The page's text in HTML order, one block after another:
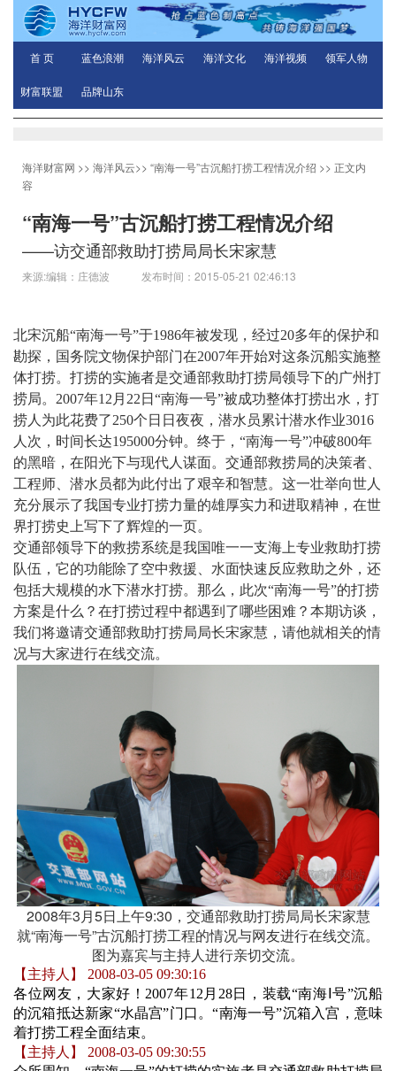
首 页 蓝色浪潮 海洋风云 海洋文化 海洋视频 领军人物
财富联盟 品牌山东
海洋财富网 >> 海洋风云>> “南海一号”古沉船打捞工程情况介绍 >> 正文内
容
“南海一号”古沉船打捞工程情况介绍
——访交通部救助打捞局局长宋家慧
来源:编辑：庄德波 发布时间：2015-05-21 02:46:13
北宋沉船“南海一号”于1986年被发现，经过20多年的保护和
勘探，国务院文物保护部门在2007年开始对这条沉船实施整
体打捞。打捞的实施者是交通部救助打捞局领导下的广州打
捞局。2007年12月22日“南海一号”被成功整体打捞出水，打
捞人为此花费了250个日日夜夜，潜水员累计潜水作业3016
人次，时间长达195000分钟。终于，“南海一号”冲破800年
的黑暗，在阳光下与现代人谋面。交通部救捞局的决策者、
工程师、潜水员都为此付出了艰辛和智慧。这一壮举向世人
充分展示了我国专业打捞力量的雄厚实力和进取精神，在世
界打捞史上写下了辉煌的一页。
交通部领导下的救捞系统是我国唯一一支海上专业救助打捞
队伍，它的功能除了空中救援、水面快速反应救助之外，还
包括大规模的水下潜水打捞。那么，此次“南海一号”的打捞
方案是什么？在打捞过程中都遇到了哪些困难？本期访谈，
我们将邀请交通部救助打捞局局长宋家慧，请他就相关的情
况与大家进行在线交流。
2008年3月5日上午9:30，交通部救助打捞局局长宋家慧
就“南海一号”古沉船打捞工程的情况与网友进行在线交流。
图为嘉宾与主持人进行亲切交流。
【主持人】 2008-03-05 09:30:16
各位网友，大家好！2007年12月28日，装载“南海Ⅰ号”沉船
的沉箱抵达新家“水晶宫”门口。“南海一号”沉箱入宫，意味
着打捞工程全面结束。
【主持人】 2008-03-05 09:30:55